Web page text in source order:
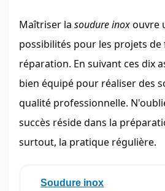
Maîtriser la soudure inoxouvre
possibilités pour les projets
réparation. En suivant ces dix
bien équipé pour réaliser des
qualité professionnelle.
succès réside dans la
surtout, la pratique régulière.
Soudure inox